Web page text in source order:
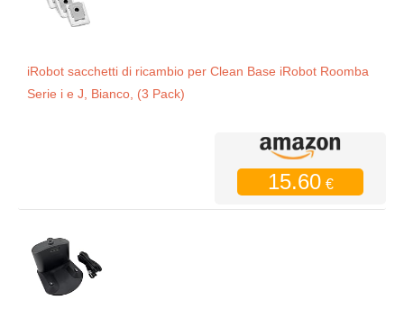
iRobot sacchetti di ricambio per Clean Base iRobot Roomba
Serie i e J, Bianco, (3 Pack)
15.60 €